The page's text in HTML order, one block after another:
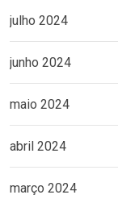
julho 2024
junho 2024
maio 2024
abril 2024
março 2024